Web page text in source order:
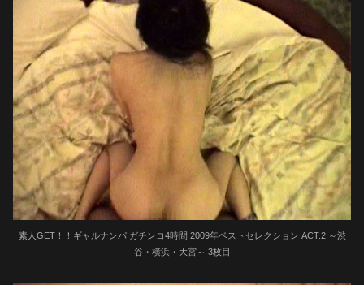
素人GET！！ギャルナンパ ガチンコ4時間 2009年ベストセレクション ACT.2 ～渋
谷・横浜・大宮～ 3枚目